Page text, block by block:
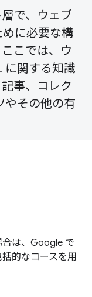
で、ウェブ
に必要な構
こでは、ウ
に関する知識
事、コレク
やその他の有
は、Google で
的なコースを用